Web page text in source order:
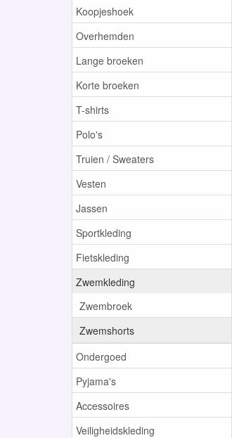
Koopjeshoek
Overhemden
Lange broeken
Korte broeken
T-shirts
Polo's
Truien / Sweaters
Vesten
Jassen
Sportkleding
Fietskleding
Zwemkleding
Zwembroek
Zwemshorts
Ondergoed
Pyjama's
Accessoires
Veiligheidskleding